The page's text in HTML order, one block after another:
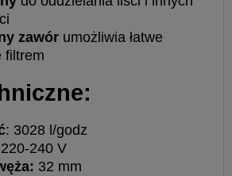
zawór umożliwia łatwe
filtrem
: 3028 l/godz
220-240 V
32 mm